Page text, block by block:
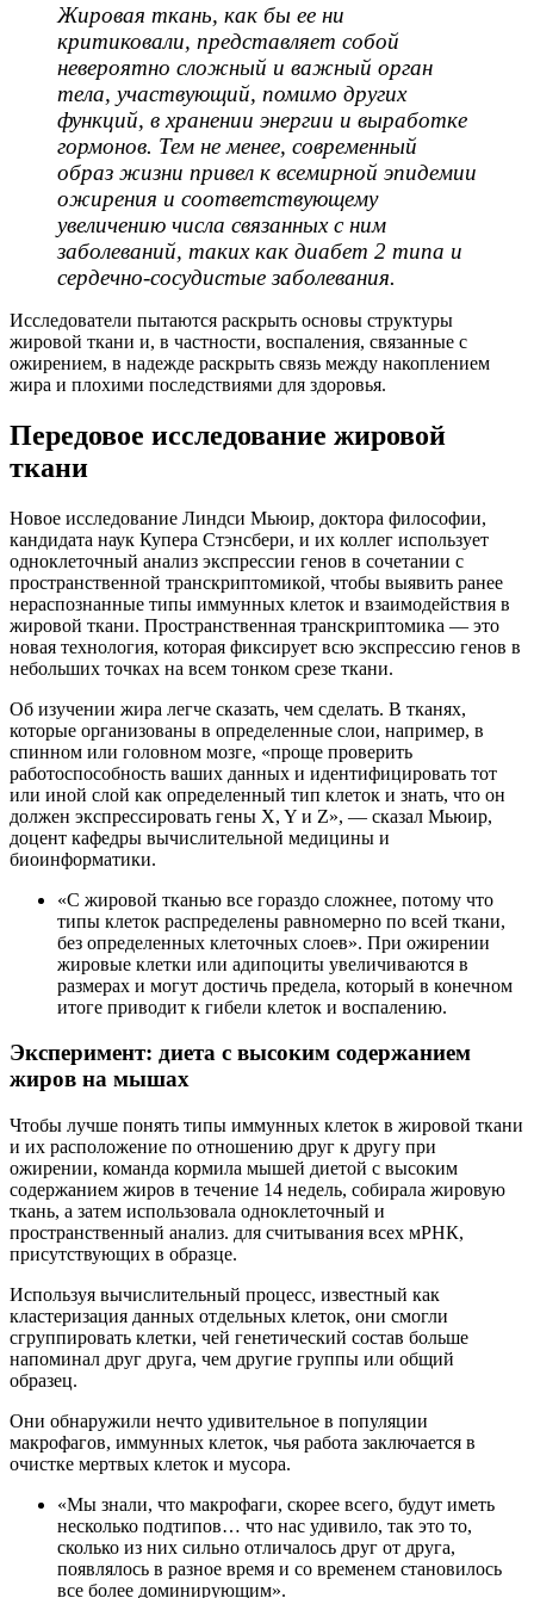
Жировая ткань, как бы ее ни
критиковали, представляет собой
невероятно сложный и важный орган
тела, участвующий, помимо других
функций, в хранении энергии и выработке
гормонов. Тем не менее, современный
образ жизни привел к всемирной эпидемии
ожирения и соответствующему
увеличению числа связанных с ним
заболеваний, таких как диабет 2 типа и
сердечно-сосудистые заболевания.
Исследователи пытаются раскрыть основы структуры
жировой ткани и, в частности, воспаления, связанные с
ожирением, в надежде раскрыть связь между накоплением
жира и плохими последствиями для здоровья.
Передовое исследование жировой
ткани
Новое исследование Линдси Мьюир, доктора философии,
кандидата наук Купера Стэнсбери, и их коллег использует
одноклеточный анализ экспрессии генов в сочетании с
пространственной транскриптомикой, чтобы выявить ранее
нераспознанные типы иммунных клеток и взаимодействия в
жировой ткани. Пространственная транскриптомика — это
новая технология, которая фиксирует всю экспрессию генов в
небольших точках на всем тонком срезе ткани.
Об изучении жира легче сказать, чем сделать. В тканях,
которые организованы в определенные слои, например, в
спинном или головном мозге, «проще проверить
работоспособность ваших данных и идентифицировать тот
или иной слой как определенный тип клеток и знать, что он
должен экспрессировать гены X, Y и Z», — сказал Мьюир,
доцент кафедры вычислительной медицины и
биоинформатики.
«С жировой тканью все гораздо сложнее, потому что
типы клеток распределены равномерно по всей ткани,
без определенных клеточных слоев». При ожирении
жировые клетки или адипоциты увеличиваются в
размерах и могут достичь предела, который в конечном
итоге приводит к гибели клеток и воспалению.
Эксперимент: диета с высоким содержанием
жиров на мышах
Чтобы лучше понять типы иммунных клеток в жировой ткани
и их расположение по отношению друг к другу при
ожирении, команда кормила мышей диетой с высоким
содержанием жиров в течение 14 недель, собирала жировую
ткань, а затем использовала одноклеточный и
пространственный анализ. для считывания всех мРНК,
присутствующих в образце.
Используя вычислительный процесс, известный как
кластеризация данных отдельных клеток, они смогли
сгруппировать клетки, чей генетический состав больше
напоминал друг друга, чем другие группы или общий
образец.
Они обнаружили нечто удивительное в популяции
макрофагов, иммунных клеток, чья работа заключается в
очистке мертвых клеток и мусора.
«Мы знали, что макрофаги, скорее всего, будут иметь
несколько подтипов… что нас удивило, так это то,
сколько из них сильно отличалось друг от друга,
появлялось в разное время и со временем становилось
все более доминирующим».